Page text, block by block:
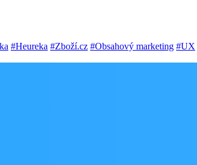
#Heureka #Zboží.cz #Obsahový marketing #UX